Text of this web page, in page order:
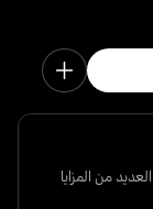
من المزايا